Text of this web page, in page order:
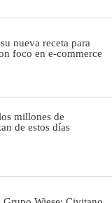
nueva receta para
foco en e-commerce
millones de
de estos días